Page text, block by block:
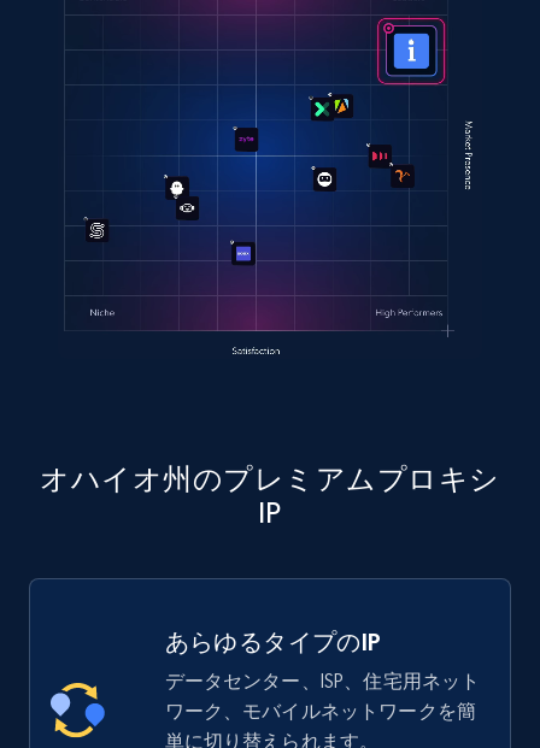
オハイオ州のプレミアムプロキシ
IP
あらゆるタイプのIP
データセンター、ISP、住宅用ネット
ワーク、モバイルネットワークを簡
単に切り替えられます。